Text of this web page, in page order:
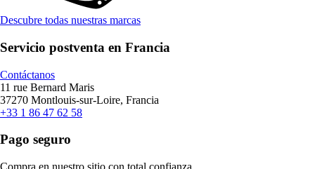
Descubre todas nuestras marcas
Servicio postventa en Francia
Contáctanos
11 rue Bernard Maris
37270 Montlouis-sur-Loire, Francia
+33 1 86 47 62 58
Pago seguro